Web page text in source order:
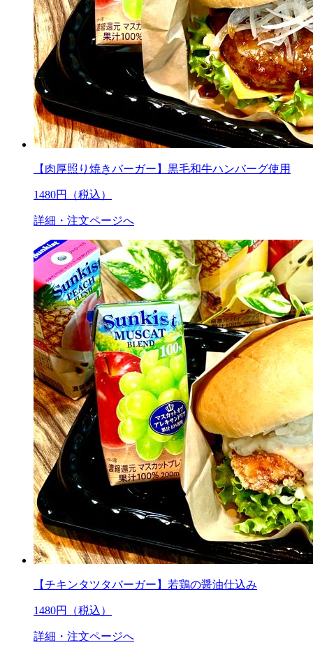
【肉厚照り焼きバーガー】黒毛和牛ハンバーグ使用
1480円（税込）
詳細・注文ページへ
【チキンタツタバーガー】若鶏の醤油仕込み
1480円（税込）
詳細・注文ページへ